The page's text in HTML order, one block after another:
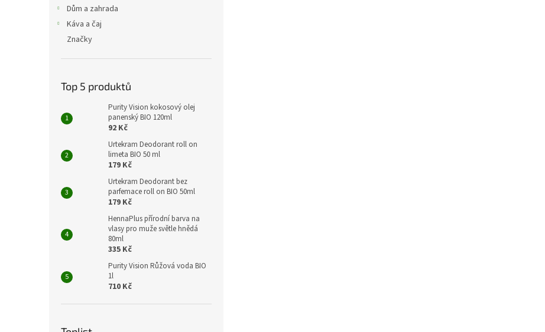
Dům a zahrada
Káva a čaj
Značky
Top 5 produktů
Purity Vision kokosový olej
panenský BIO 120ml
92 Kč
Urtekram Deodorant roll on
limeta BIO 50 ml
179 Kč
Urtekram Deodorant bez
parfemace roll on BIO 50ml
179 Kč
HennaPlus přírodní barva na
vlasy pro muže světle hnědá
80ml
335 Kč
Purity Vision Růžová voda BIO
1l
710 Kč